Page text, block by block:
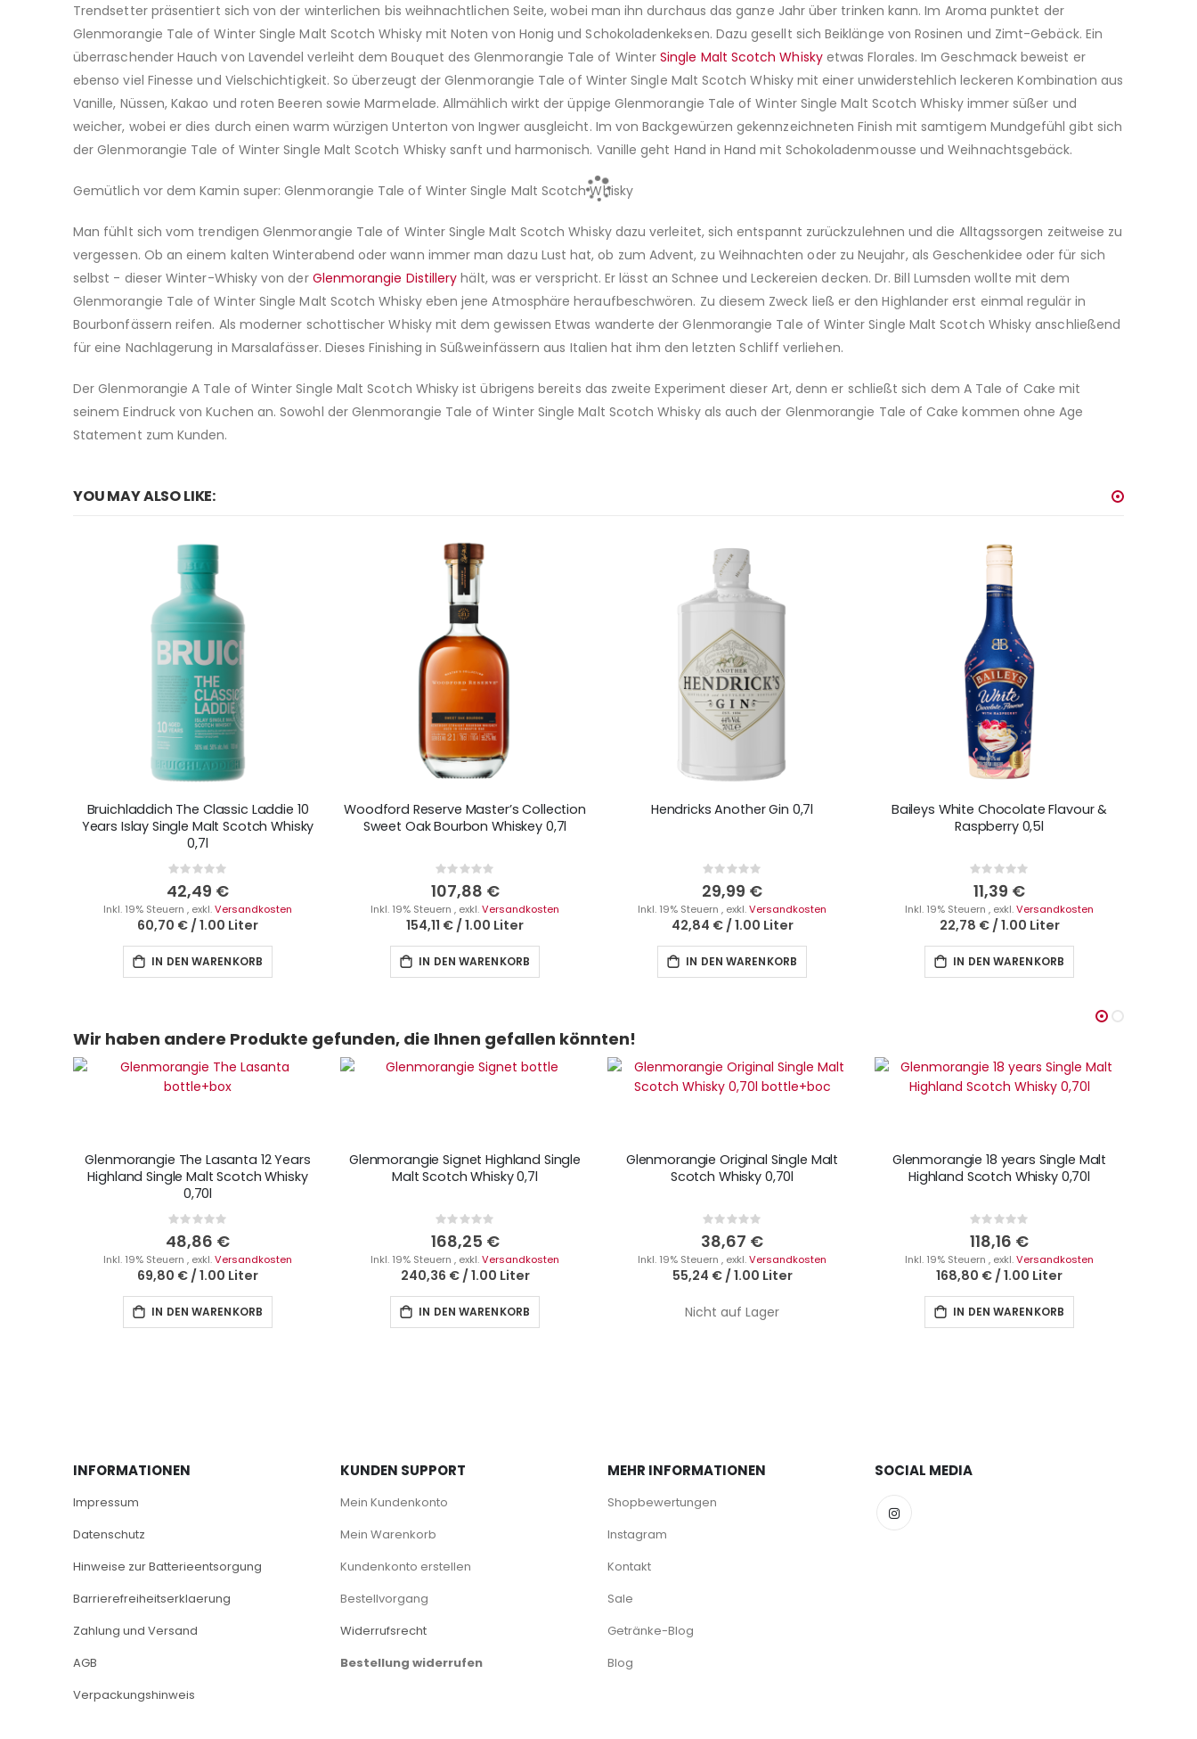
Trendsetter präsentiert sich von der winterlichen bis weihnachtlichen Seite, wobei man ihn durchaus das ganze Jahr über trinken kann. Im Aroma punktet der
Glenmorangie Tale of Winter Single Malt Scotch Whisky mit Noten von Honig und Schokoladenkeksen. Dazu gesellt sich Beiklänge von Rosinen und Zimt-Gebäck. Ein
überraschender Hauch von Lavendel verleiht dem Bouquet des Glenmorangie Tale of WinterSingle Malt Scotch Whiskyetwas Florales. Im Geschmack beweist er
ebenso viel Finesse und Vielschichtigkeit. So überzeugt der Glenmorangie Tale of Winter Single Malt Scotch Whisky mit einer unwiderstehlich leckeren Kombination aus
Vanille, Nüssen, Kakao und roten Beeren sowie Marmelade. Allmählich wirkt der üppige Glenmorangie Tale of Winter Single Malt Scotch Whisky immer süßer und
weicher, wobei er dies durch einen warm würzigen Unterton von Ingwer ausgleicht. Im von Backgewürzen gekennzeichneten Finish mit samtigem Mundgefühl gibt sich
der Glenmorangie Tale of Winter Single Malt Scotch Whisky sanft und harmonisch. Vanille geht Hand in Hand mit Schokoladenmousse und Weihnachtsgebäck.
Gemütlich vor dem Kamin super: Glenmorangie Tale of Winter Single Malt Scotch Whisky
Man fühlt sich vom trendigen Glenmorangie Tale of Winter Single Malt Scotch Whisky dazu verleitet, sich entspannt zurückzulehnen und die Alltagssorgen zeitweise zu
vergessen. Ob an einem kalten Winterabend oder wann immer man dazu Lust hat, ob zum Advent, zu Weihnachten oder zu Neujahr, als Geschenkidee oder für sich
selbst - dieser Winter-Whisky von der Glenmorangie Distillery hält, was er verspricht. Er lässt an Schnee und Leckereien decken. Dr. Bill Lumsden wollte mit dem
Glenmorangie Tale of Winter Single Malt Scotch Whisky eben jene Atmosphäre heraufbeschwören. Zu diesem Zweck ließ er den Highlander erst einmal regulär in
Bourbonfässern reifen. Als moderner schottischer Whisky mit dem gewissen Etwas wanderte der Glenmorangie Tale of Winter Single Malt Scotch Whisky anschließend
für eine Nachlagerung in Marsalafässer. Dieses Finishing in Süßweinfässern aus Italien hat ihm den letzten Schliff verliehen.
Der Glenmorangie A Tale of Winter Single Malt Scotch Whisky ist übrigens bereits das zweite Experiment dieser Art, denn er schließt sich dem A Tale of Cake mit
seinem Eindruck von Kuchen an. Sowohl der Glenmorangie Tale of Winter Single Malt Scotch Whisky als auch der Glenmorangie Tale of Cake kommen ohne Age
Statement zum Kunden.
YOU MAY ALSO LIKE:
Bruichladdich The Classic Laddie 10
Years Islay Single Malt Scotch Whisky
0,7l
Rating:
0%
42,49 €
Inkl. 19% Steuern , exkl.Versandkosten
60,70 € /1.00 Liter
IN DEN WARENKORB
Woodford Reserve Master’s Collection
Sweet Oak Bourbon Whiskey 0,7l
Rating:
0%
107,88 €
Inkl. 19% Steuern , exkl.Versandkosten
154,11 € /1.00 Liter
IN DEN WARENKORB
Hendricks Another Gin 0,7l
Rating:
0%
29,99 €
Inkl. 19% Steuern , exkl.Versandkosten
42,84 €/1.00 Liter
IN DEN WARENKORB
Baileys White Chocolate Flavour &
Raspberry 0,5l
Rating:
0%
11,39 €
Inkl. 19% Steuern , exkl.Versandkosten
22,78 €/1.00 Liter
IN DEN WARENKORB
Wir haben andere Produkte gefunden, die Ihnen gefallen könnten!
Glenmorangie The Lasanta 12 Years
Highland Single Malt Scotch Whisky
0,70l
Rating:
0%
48,86 €
Inkl. 19% Steuern , exkl.Versandkosten
69,80 € /1.00 Liter
IN DEN WARENKORB
Glenmorangie Signet Highland Single
Malt Scotch Whisky 0,7l
Rating:
0%
168,25 €
Inkl. 19% Steuern , exkl.Versandkosten
240,36 €/1.00 Liter
IN DEN WARENKORB
Glenmorangie Original Single Malt
Scotch Whisky 0,70l
Rating:
0%
38,67 €
Inkl. 19% Steuern , exkl.Versandkosten
55,24 €/1.00 Liter
Nicht auf Lager
Glenmorangie 18 years Single Malt
Highland Scotch Whisky 0,70l
Rating:
0%
118,16 €
Inkl. 19% Steuern , exkl.Versandkosten
168,80 € /1.00 Liter
IN DEN WARENKORB
INFORMATIONEN
Impressum
Datenschutz
Hinweise zur Batterieentsorgung
Barrierefreiheitserklaerung
Zahlung und Versand
AGB
Verpackungshinweis
KUNDEN SUPPORT
Mein Kundenkonto
Mein Warenkorb
Kundenkonto erstellen
Bestellvorgang
Widerrufsrecht
Bestellung widerrufen
MEHR INFORMATIONEN
Shopbewertungen
Instagram
Kontakt
Sale
Getränke-Blog
Blog
SOCIAL MEDIA